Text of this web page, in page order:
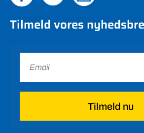
Tilmeld vores
Tilmeld nu